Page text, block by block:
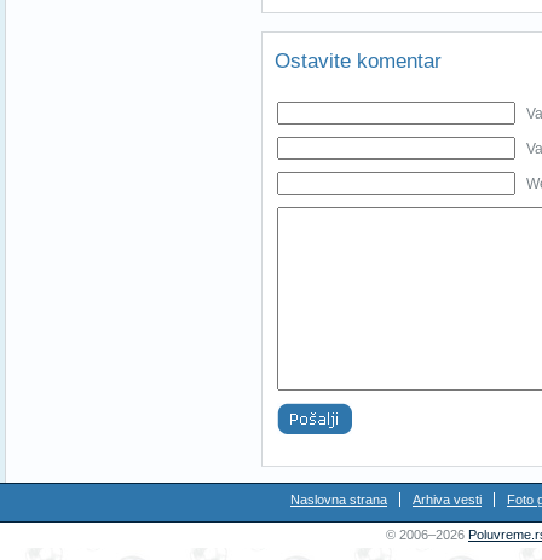
Ostavite komentar
Naslovna strana Arhiva vesti Foto
© 2006–2026